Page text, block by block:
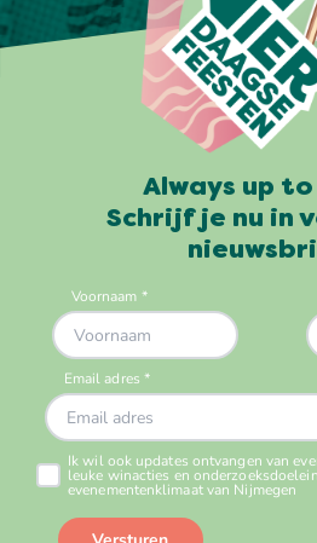
Always up
Schrijf je nu in